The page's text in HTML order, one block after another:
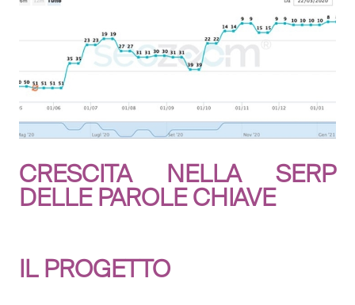
CRESCITA NELLA SERP
DELLE PAROLE CHIAVE
IL PROGETTO